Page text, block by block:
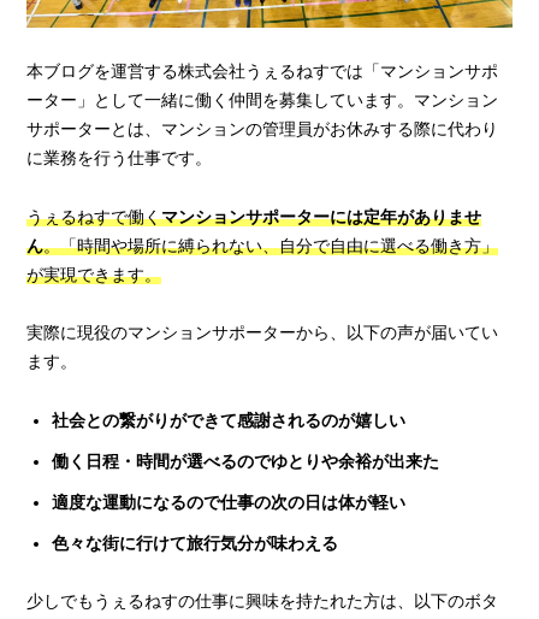
本ブログを運営する株式会社うぇるねすでは「マンションサポ
ーター」として一緒に働く仲間を募集しています。マンション
サポーターとは、マンションの管理員がお休みする際に代わり
に業務を行う仕事です。
うぇるねすで働くマンションサポーターには定年がありませ
ん。「時間や場所に縛られない、自分で自由に選べる働き方」
が実現できます。
実際に現役のマンションサポーターから、以下の声が届いてい
ます。
社会との繋がりができて感謝されるのが嬉しい
働く日程・時間が選べるのでゆとりや余裕が出来た
適度な運動になるので仕事の次の日は体が軽い
色々な街に行けて旅行気分が味わえる
少しでもうぇるねすの仕事に興味を持たれた方は、以下のボタ